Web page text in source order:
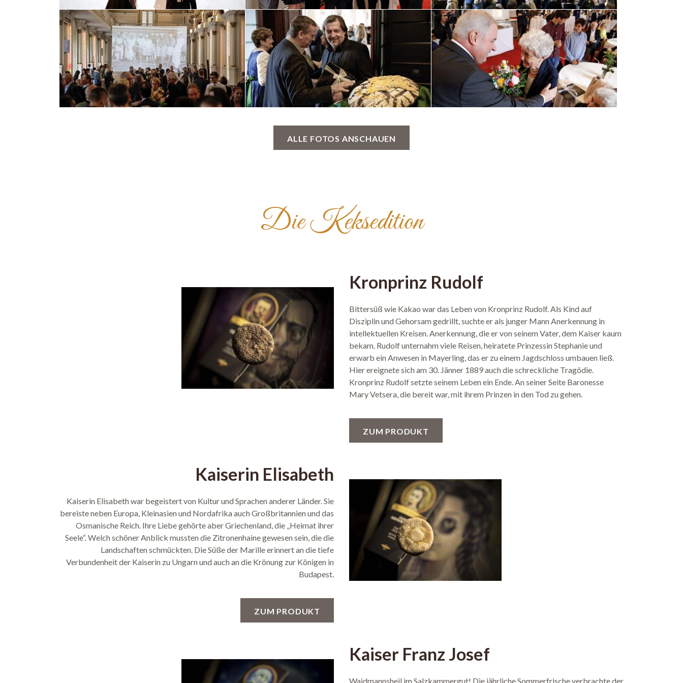
ALLE FOTOS ANSCHAUEN
Die Keksedition
Kronprinz Rudolf
Bittersüß wie Kakao war das Leben von Kronprinz Rudolf. Als Kind auf
Disziplin und Gehorsam gedrillt, suchte er als junger Mann Anerkennung in
intellektuellen Kreisen. Anerkennung, die er von seinem Vater, dem Kaiser kaum
bekam. Rudolf unternahm viele Reisen, heiratete Prinzessin Stephanie und
erwarb ein Anwesen in Mayerling, das er zu einem Jagdschloss umbauen ließ.
Hier ereignete sich am 30. Jänner 1889 auch die schreckliche Tragödie.
Kronprinz Rudolf setzte seinem Leben ein Ende. An seiner Seite Baronesse
Mary Vetsera, die bereit war, mit ihrem Prinzen in den Tod zu gehen.
ZUM PRODUKT
Kaiserin Elisabeth
Kaiserin Elisabeth war begeistert von Kultur und Sprachen anderer Länder. Sie
bereiste neben Europa, Kleinasien und Nordafrika auch Großbritannien und das
Osmanische Reich. Ihre Liebe gehörte aber Griechenland, die „Heimat ihrer
Seele“. Welch schöner Anblick mussten die Zitronenhaine gewesen sein, die die
Landschaften schmückten. Die Süße der Marille erinnert an die tiefe
Verbundenheit der Kaiserin zu Ungarn und auch an die Krönung zur Königen in
Budapest.
ZUM PRODUKT
Kaiser Franz Josef
Waidmannsheil im Salzkammergut! Die jährliche Sommerfrische verbrachte der